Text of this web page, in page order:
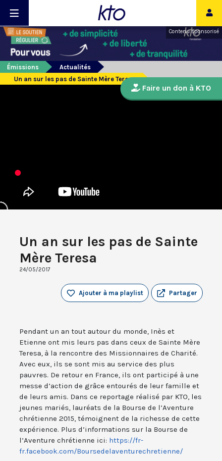
Contenu sponsorisé
Émissions
Actualités
Un an sur les pas de Sainte Mère Teresa
Un an sur les pas de Sainte
Mère Teresa
24/05/2017
Partager
Ajouter à ma playlist
Pendant un an tout autour du monde, Inès et
Etienne ont mis leurs pas dans ceux de Sainte Mère
Teresa, à la rencontre des Missionnaires de Charité.
Avec eux, ils se sont mis au service des plus
pauvres. De retour en France, ils ont participé à une
messe d’action de grâce entourés de leur famille et
de leurs amis. Dans ce reportage réalisé par KTO, les
jeunes mariés, lauréats de la Bourse de l’Aventure
chrétienne 2015, témoignent de la richesse de cette
expérience. Plus d’informations sur la Bourse de
l’Aventure chrétienne ici: https://fr-
fr.facebook.com/Boursedelaventurechretienne/
Faire un don à KTO